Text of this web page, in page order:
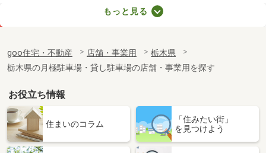
物件種別 貸店舗・事務所
使用面積 68.73m²
栃木県宇都宮市鶴田１丁目
価 格
13.20万円
栃木県宇都宮市鶴田１丁目
物件種別 貸店舗（建物一部）
もっと見る
goo住宅・不動産 店舗・事業用
栃木県
栃木県の月極駐車場・貸し駐車場の店舗・事業用を探す
お役立ち情報
住まいのコラム
「住みたい街」
を見つけよう